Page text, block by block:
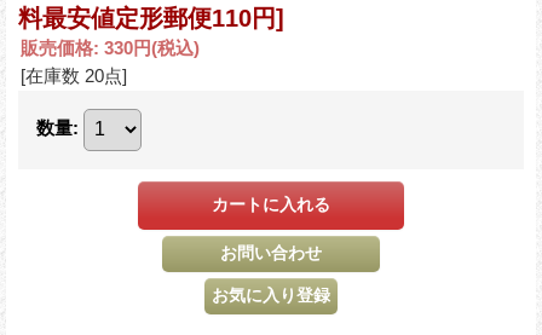
料最安値定形郵便110円]
販売価格: 330円(税込)
[在庫数 20点]
数量: